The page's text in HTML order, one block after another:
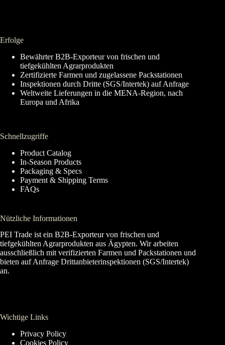
Erfolge
Bewährter B2B-Exporteur von frischen und
tiefgekühlten Agrarprodukten
Zertifizierte Farmen und zugelassene Packstationen
Inspektionen durch Dritte (SGS/Intertek) auf Anfrage
Weltweite Lieferungen in die MENA-Region, nach
Europa und Afrika
Schnellzugriffe
Product Catalog
In-Season Products
Packaging & Specs
Payment & Shipping Terms
FAQs
Nützliche Informationen
PEI Trade ist ein B2B-Exporteur von frischen und
tiefgekühlten Agrarprodukten aus Ägypten. Wir arbeiten
ausschließlich mit verifizierten Farmen und Packstationen und
bieten auf Anfrage Drittanbieterinspektionen (SGS/Intertek)
an.
Wichtige Links
Privacy Policy
Cookies Policy